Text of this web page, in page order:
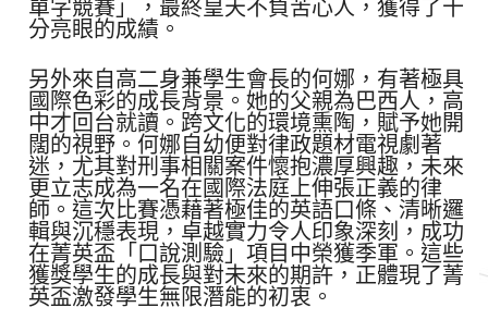
單字競賽」，最終皇天不負苦心人，獲得了十
分亮眼的成績。
另外來自高二身兼學生會長的何娜，有著極具
國際色彩的成長背景。她的父親為巴西人，高
中才回台就讀。跨文化的環境熏陶，賦予她開
闊的視野。何娜自幼便對律政題材電視劇著
迷，尤其對刑事相關案件懷抱濃厚興趣，未來
更立志成為一名在國際法庭上伸張正義的律
師。這次比賽憑藉著極佳的英語口條、清晰邏
輯與沉穩表現，卓越實力令人印象深刻，成功
在菁英盃「口說測驗」項目中榮獲季軍。這些
獲獎學生的成長與對未來的期許，正體現了菁
英盃激發學生無限潛能的初衷。